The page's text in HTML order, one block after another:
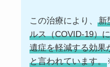
この治療により、
新
ルス（COVID-19）
遺症を軽減する効果
と言われています。